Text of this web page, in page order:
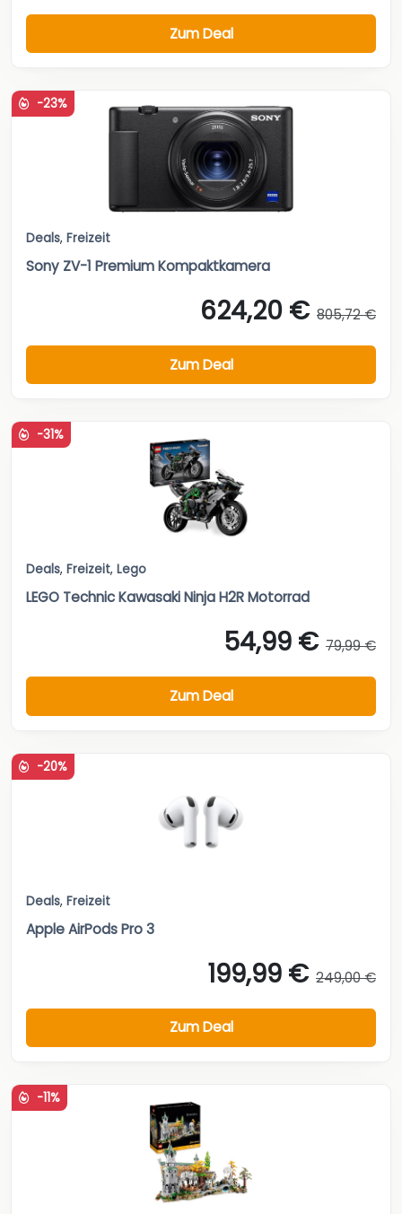
Zum Deal
-23%
Deals, Freizeit
Sony ZV-1 Premium Kompaktkamera
624,20 € 805,72 €
Zum Deal
-31%
Deals, Freizeit, Lego
LEGO Technic Kawasaki Ninja H2R Motorrad
54,99 € 79,99 €
Zum Deal
-20%
Deals, Freizeit
Apple AirPods Pro 3
199,99 € 249,00 €
Zum Deal
-11%